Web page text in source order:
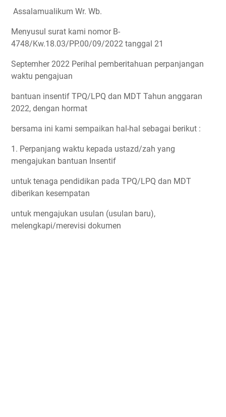
Assalamualikum Wr. Wb.
Menyusul surat kami nomor B-
4748/Kw.18.03/PP.00/09/2022 tanggal 21
Septemher 2022 Perihal pemberitahuan perpanjangan
waktu pengajuan
bantuan insentif TPQ/LPQ dan MDT Tahun anggaran
2022, dengan hormat
bersama ini kami sempaikan hal-hal sebagai berikut :
1. Perpanjang waktu kepada ustazd/zah yang
mengajukan bantuan Insentif
untuk tenaga pendidikan pada TPQ/LPQ dan MDT
diberikan kesempatan
untuk mengajukan usulan (usulan baru),
melengkapi/merevisi dokumen